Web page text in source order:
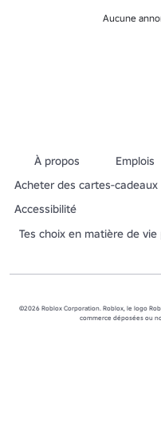
Aucune
À propos Emplois
Acheter des cartes-cadeaux
Accessibilité
Tes choix en matière de vie
©2026 Roblox Corporation. Roblox, le logo
commerce déposées ou